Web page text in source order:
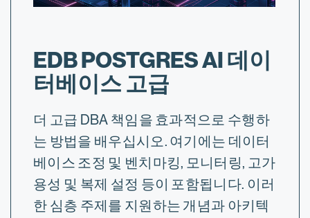
EDB POSTGRES AI 데이
터베이스 고급
더 고급 DBA 책임을 효과적으로 수행하
는 방법을 배우십시오. 여기에는 데이터
베이스 조정 및 벤치마킹, 모니터링, 고가
용성 및 복제 설정 등이 포함됩니다. 이러
한 심층 주제를 지원하는 개념과 아키텍